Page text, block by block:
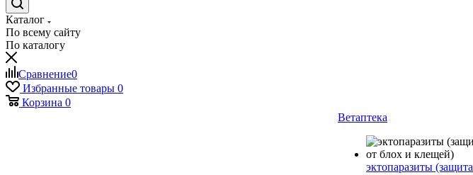
Каталог
По всему сайту
По каталогу
Сравнение0
Избранные товары 0
Корзина 0
Ветаптека
эктопаразиты (защита